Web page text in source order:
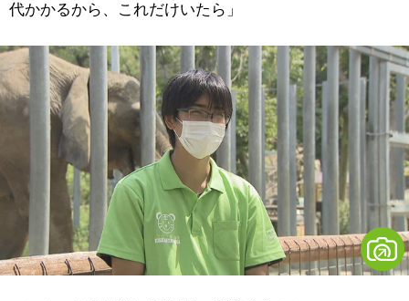
代かかるから、これだけいたら」